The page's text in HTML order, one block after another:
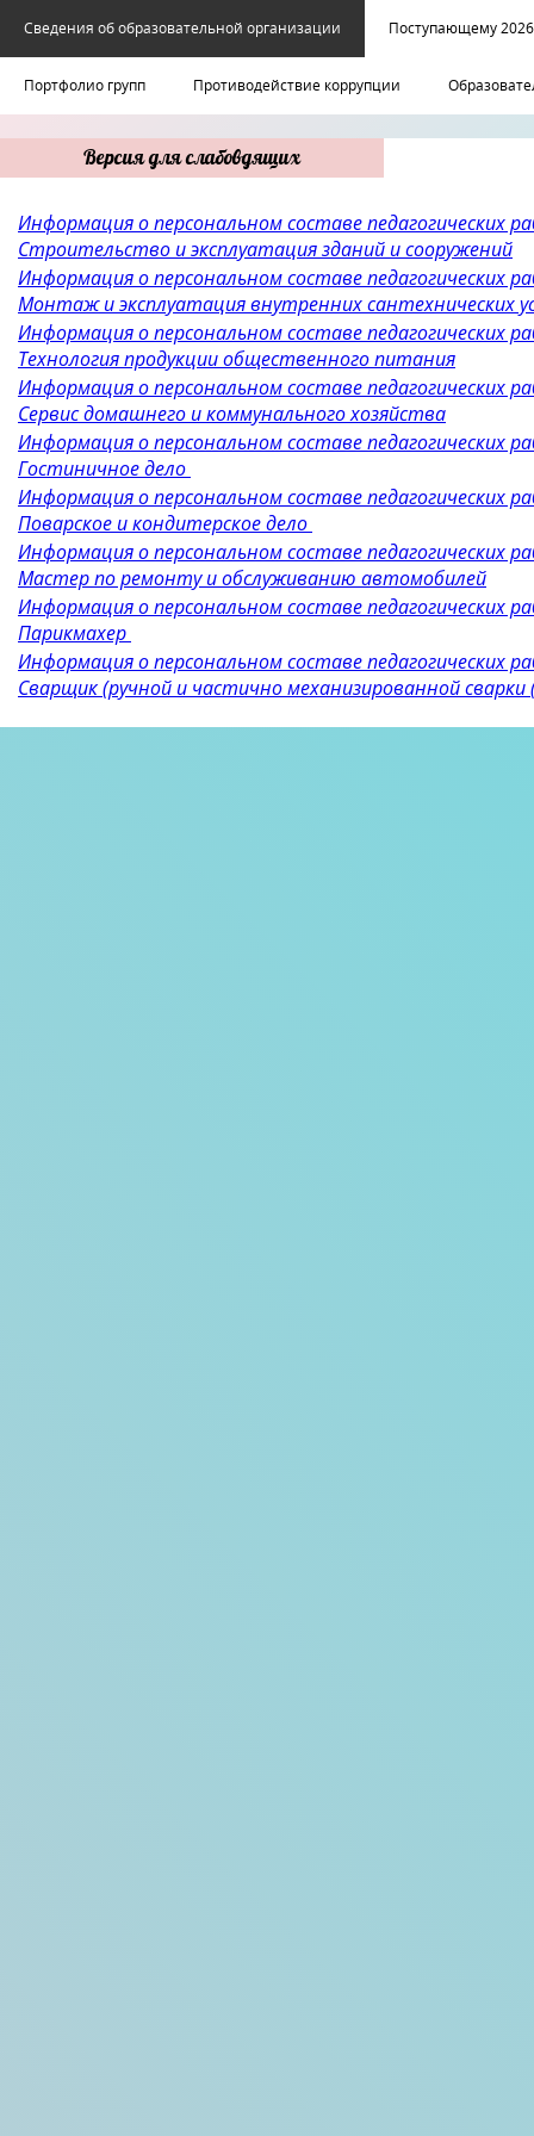
Сведения об образовательной организации Поступающему 2026
Портфолио групп Противодействие коррупции
Версия для слабовдящих
Информация о персональном составе педагогических
Строительство и эксплуатация зданий и сооружений
Информация о персональном составе педагогических
Монтаж и эксплуатация внутренних сантехнических
Информация о персональном составе педагогических
Технология продукции общественного питания
Информация о персональном составе педагогических
Сервис домашнего и коммунального хозяйства
Информация о персональном составе педагогических
Гостиничное дело
Информация о персональном составе педагогических
Поварское и кондитерское дело
Информация о персональном составе педагогических
Мастер по ремонту и обслуживанию автомобилей
Информация о персональном составе педагогических
Парикмахер
Информация о персональном составе педагогических
Сварщик (ручной и частично механизированной сварки